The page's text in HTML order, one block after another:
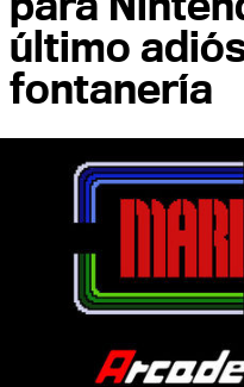
último
fontanería